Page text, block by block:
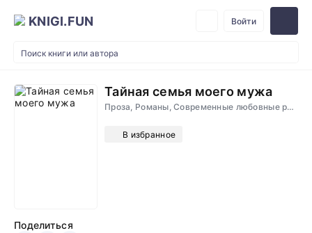
KNIGI.FUN Войти
Тайная семья моего мужа
Проза, Романы, Современные любовные романы
В избранное
Поделиться